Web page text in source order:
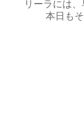
リーラには
本日も